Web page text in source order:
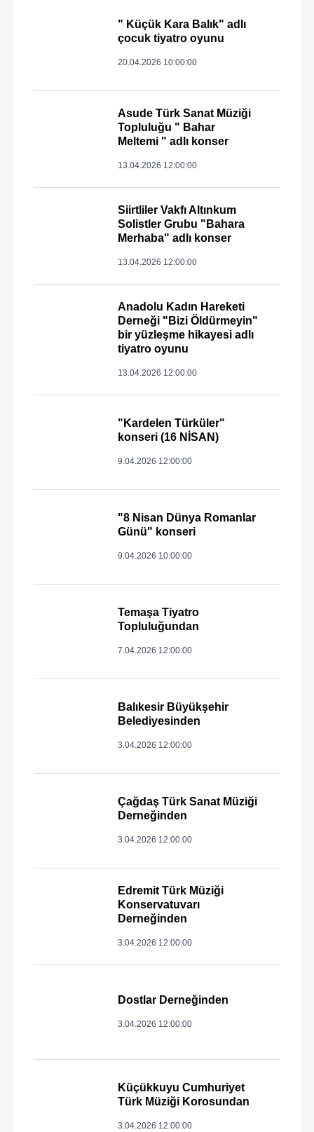
" Küçük Kara Balık" adlı
çocuk tiyatro oyunu
20.04.2026 10:00:00
Asude Türk Sanat Müziği
Topluluğu " Bahar
Meltemi " adlı konser
13.04.2026 12:00:00
Siirtliler Vakfı Altınkum
Solistler Grubu "Bahara
Merhaba" adlı konser
13.04.2026 12:00:00
Anadolu Kadın Hareketi
Derneği "Bizi Öldürmeyin"
bir yüzleşme hikayesi adlı
tiyatro oyunu
13.04.2026 12:00:00
"Kardelen Türküler"
konseri (16 NİSAN)
9.04.2026 12:00:00
"8 Nisan Dünya Romanlar
Günü" konseri
9.04.2026 10:00:00
Temaşa Tiyatro
Topluluğundan
7.04.2026 12:00:00
Balıkesir Büyükşehir
Belediyesinden
3.04.2026 12:00:00
Çağdaş Türk Sanat Müziği
Derneğinden
3.04.2026 12:00:00
Edremit Türk Müziği
Konservatuvarı
Derneğinden
3.04.2026 12:00:00
Dostlar Derneğinden
3.04.2026 12:00:00
Küçükkuyu Cumhuriyet
Türk Müziği Korosundan
3.04.2026 12:00:00